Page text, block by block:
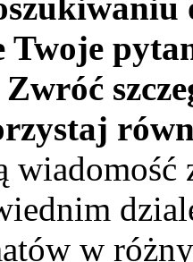
Twoje
wiadomość
w